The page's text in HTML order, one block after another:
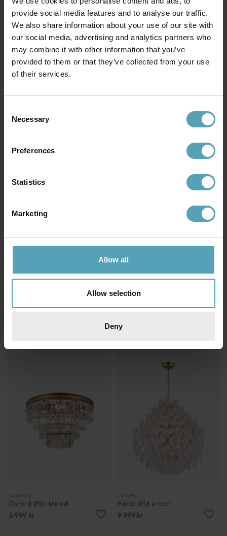
provide social media features and to analyse our traffic.
We also share information about your use of our site with
our social media, advertising and analytics partners who
may combine it with other information that you’ve
provided to them or that they’ve collected from your use
of their services.
Selection
Necessary
Preferences
Statistics
Marketing
Allow all
Allow selection
Deny
Rek. 4 995 kr
LAMPAN
Oxford Ø50 kristall
6 999 kr
Palais Ø58 kristall
9 999 kr